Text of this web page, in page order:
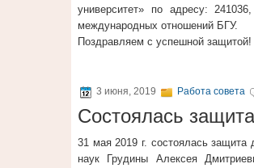
университет» по адресу:
международных отношений БГУ.
Поздравляем с успешной защитой!
3 июня, 2019 Работа совета
Состоялась защита
31 мая 2019 г. состоялась защита
наук Грудины Алексея